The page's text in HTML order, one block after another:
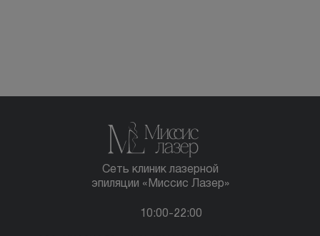
Сеть клиник лазерной
эпиляции «Миссис Лазер»
10:00-22:00